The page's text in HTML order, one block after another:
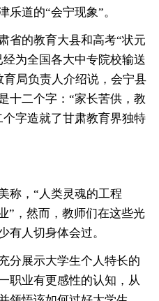
乐道的“会宁现象”。
的教育大县和高考“状元
为全国各大中专院校输送
局负责人介绍说，会宁县
十二个字：“家长苦供，教
字造就了甘肃教育界独特
，“人类灵魂的工程
”，然而，教师们在这些光
有人切身体会过。
展示大学生个人特长的
职业有更感性的认知，从